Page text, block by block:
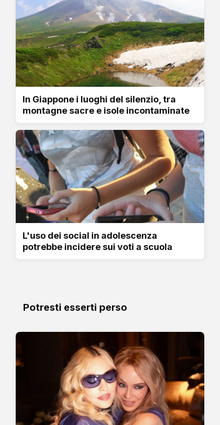
In Giappone i luoghi del silenzio, tra
montagne sacre e isole incontaminate
L'uso dei social in adolescenza
potrebbe incidere sui voti a scuola
Potresti esserti perso